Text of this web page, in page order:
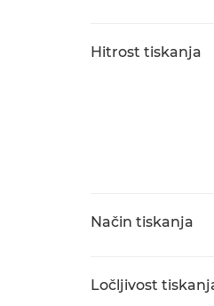
Hitrost tiskanja
Način tiskanja
Ločljivost